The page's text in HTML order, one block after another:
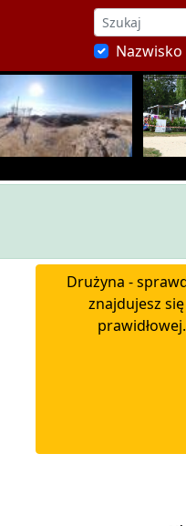
Nazwisko
Drużyna -
znajdujesz